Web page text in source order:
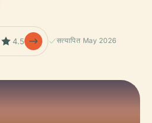
4.5 सत्यापित May 2026